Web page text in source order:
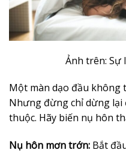
Ảnh trên: Sự
Một màn dạo đầu
Nhưng đừng chỉ dừng lại
thuộc. Hãy biến nụ hôn
Nụ hôn mơn trớn: Bắt